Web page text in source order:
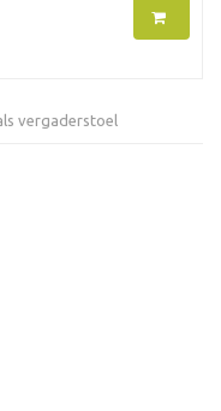
vergaderstoel